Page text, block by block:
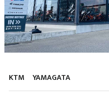
KTM YAMAGATA